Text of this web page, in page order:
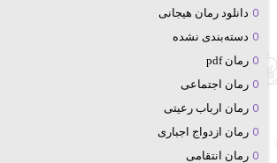
دانلود رمان هیجانی
دسته‌بندی نشده
رمان pdf
رمان اجتماعی
رمان ارباب رعیتی
رمان ازدواج اجباری
رمان انتقامی